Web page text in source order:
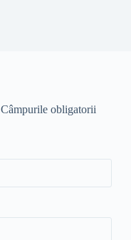
Câmpurile obligatorii